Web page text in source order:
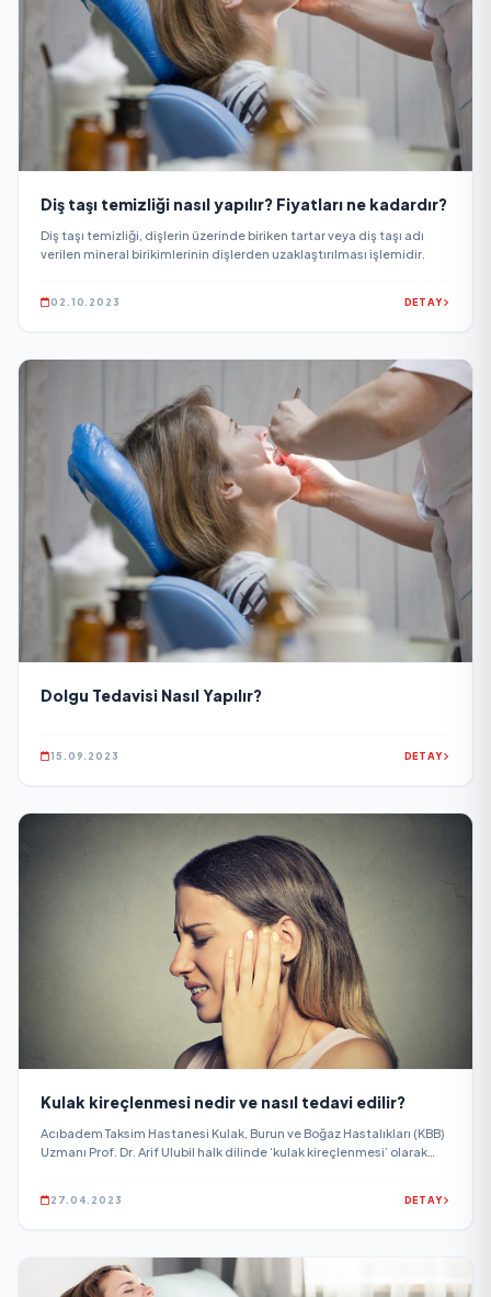
Diş taşı temizliği nasıl yapılır? Fiyatları ne kadardır?
Diş taşı temizliği, dişlerin üzerinde biriken tartar veya diş taşı adı
verilen mineral birikimlerinin dişlerden uzaklaştırılması işlemidir.
02.10.2023 DETAY
Dolgu Tedavisi Nasıl Yapılır?
15.09.2023 DETAY
Kulak kireçlenmesi nedir ve nasıl tedavi edilir?
Acıbadem Taksim Hastanesi Kulak, Burun ve Boğaz Hastalıkları (KBB)
Uzmanı Prof. Dr. Arif Ulubil halk dilinde ‘kulak kireçlenmesi’ olarak
27.04.2023 DETAY